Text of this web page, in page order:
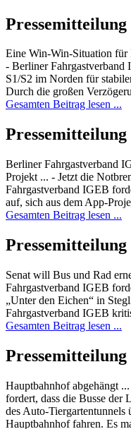
Eine Win-Win-Situation für
- Berliner
S1/S2 im Norden für
Durch die großen
Gesamten Beitrag lesen ...
Berliner Fahrgastverband
Projekt ... - Jetzt die
Fahrgastverband IGEB
auf, sich aus dem App-
Gesamten Beitrag lesen ...
Senat will Bus und Rad
Fahrgastverband IGEB
„Unter den Eichen“ in
Fahrgastverband IGEB
Gesamten Beitrag lesen ...
Hauptbahnhof abgehängt
fordert, dass die Busse der
des Auto-Tiergartentunnels
Hauptbahnhof fahren. Es